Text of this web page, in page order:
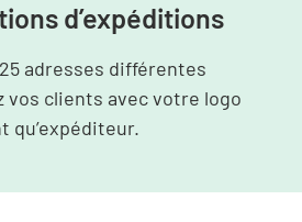
d’expéditions
adresses différentes
clients avec votre logo
qu’expéditeur.